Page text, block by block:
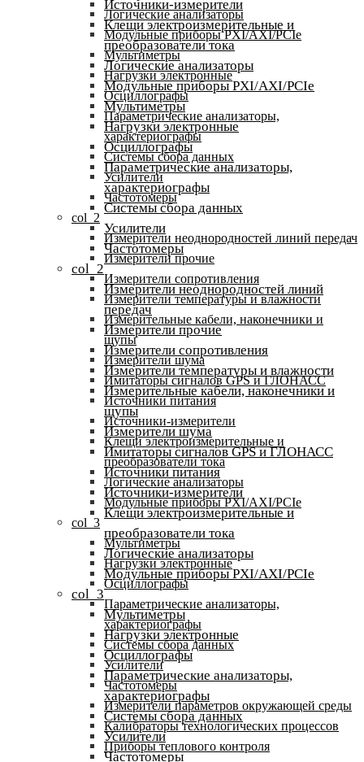
Логические анализаторы
Модульные приборы PXI/AXI/PCIe
Мультиметры
Нагрузки электронные
Осциллографы
Параметрические анализаторы,
характериографы
Системы сбора данных
Усилители
Частотомеры
col_2
Измерители неоднородностей линий передач
Измерители прочие
Измерители сопротивления
Измерители температуры и влажности
Измерительные кабели, наконечники и
щупы
Измерители шума
Имитаторы сигналов GPS и ГЛОНАСС
Источники питания
Источники-измерители
Клещи электроизмерительные и
преобразователи тока
Логические анализаторы
Модульные приборы PXI/AXI/PCIe
col_3
Мультиметры
Нагрузки электронные
Осциллографы
Параметрические анализаторы,
характериографы
Системы сбора данных
Усилители
Частотомеры
Измерители параметров окружающей среды
Калибраторы технологических процессов
Приборы теплового контроля
Источники-измерители
Клещи электроизмерительные и
преобразователи тока
Логические анализаторы
Модульные приборы PXI/AXI/PCIe
Мультиметры
Нагрузки электронные
Осциллографы
Параметрические анализаторы,
характериографы
Системы сбора данных
Усилители
Частотомеры
col_2
Измерители неоднородностей линий
передач
Измерители прочие
Измерители сопротивления
Измерители температуры и влажности
Измерительные кабели, наконечники и
щупы
Измерители шума
Имитаторы сигналов GPS и ГЛОНАСС
Источники питания
Источники-измерители
Клещи электроизмерительные и
преобразователи тока
Логические анализаторы
Модульные приборы PXI/AXI/PCIe
col_3
Мультиметры
Нагрузки электронные
Осциллографы
Параметрические анализаторы,
характериографы
Системы сбора данных
Усилители
Частотомеры